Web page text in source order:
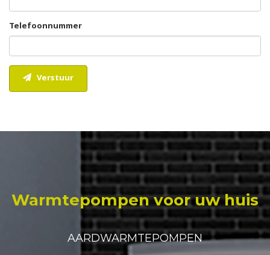
Telefoonnummer
Verstuur
Warmtepompen voor uw huis
AARDWARMTEPOMPEN